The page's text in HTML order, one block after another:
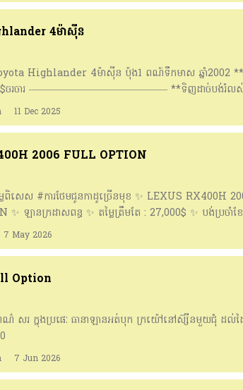
4ម៉ាសុីន
Highlander 4ម៉ាសុីន ប៉ុង1 ពណ៍ទឹកមាស ឆ្នាំ2002
ចរចារ —————————————— **ទិញដាច់បង់រំលស់
ោកអ្នកក៏បាន **ទំនាក់ទំនងតាមទូរស័ព្ទឬតាមឆាត
0977122168 🌏🌏: ទីតាំងជ្រោយចង្វារ
11 Dec 2025
2006 FULL OPTION
ៃពិសេស #ការថែមជូនកាដូច្រើនមុខ ✨​ LEXUS RX400H
✨ ឡានក្រដាសពន្ធ ✨ តម្លៃត្រឹមតែ : 27,000$ ✨ បង់ប្រចាំ
- បំពង់ពន្លត់អគ្គិភ័យ - Free ស្លាកលេខខ្លី - Free បិទ UV -
Free កម្រាលតាបឡូ - Free សំអាតក្នុង និងក្រៅរថយន្ត និងក
មិនមានប្រាក់កក់
579 441 Telegram ៖ https://t.me/chhor_vin
ផ្លូវ 1928 ភូមិក្រាំងអង្ក្រង សង្កាត់ក្រាំងធ្នុង ខណ្ធសែនសុខ ភ្នំពេញ
goo.gl/maps/TTMD9HHgmeEqPQDx5
7 May 2026
Option
ណ៌ សរ ក្នុងប្រផេៈ ធានាឡានអត់បុក ក្រយ៉ៅនៅស៊្សីនមួយជុំ ដល់ដ
7 Jun 2026